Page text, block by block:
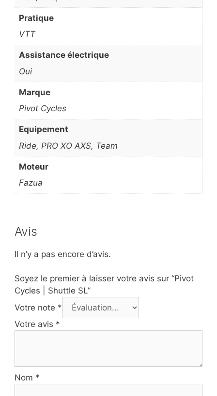
Pratique
VTT
Assistance électrique
Oui
Marque
Pivot Cycles
Equipement
Ride, PRO XO AXS, Team
Moteur
Fazua
Avis
Il n’y a pas encore d’avis.
Soyez le premier à laisser votre avis sur “Pivot
Cycles | Shuttle SL”
Votre note *
Votre avis *
Nom *